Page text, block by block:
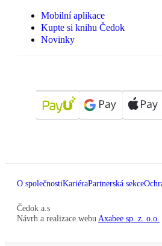
Mobilní aplikace
Kupte si knihu Čedok
Novinky
O společnostiKariéraPartnerská sekce
Čedok a.s
Návrh a realizace webu Axabee sp. z. o.o.